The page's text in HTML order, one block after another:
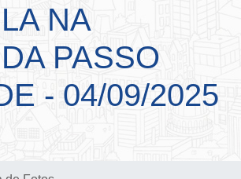
NA
PASSO
- 04/09/2025